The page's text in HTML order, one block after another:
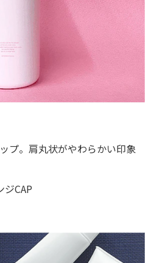
プ。肩丸状がやわらかい印象
CAP